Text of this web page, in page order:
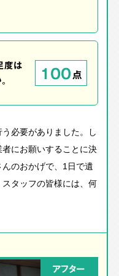
度は
100点
必要がありました。し
にお願いすることに決
のおかげで、1日で遺
タッフの皆様には、何
アフター